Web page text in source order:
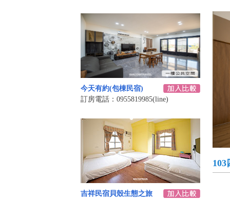
今天有約(包棟民宿)
訂房電話：0955819985(line)
吉祥民宿貝殼生態之旅
103